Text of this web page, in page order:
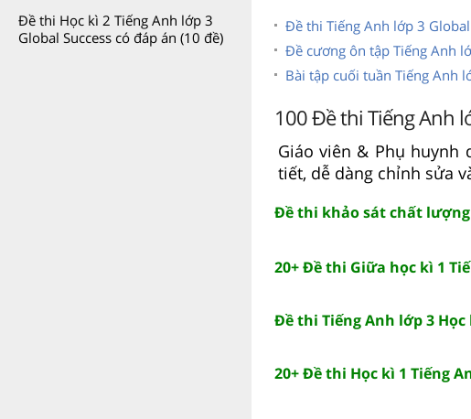
Đề thi Học kì 2 Tiếng Anh lớp 3
Global Success có đáp án (10 đề)
Đề thi Tiếng Anh lớp 3 Global
Đề cương ôn tập Tiếng Anh
Bài tập cuối tuần Tiếng Anh
100 Đề thi Tiếng Anh
Giáo viên & Phụ
tiết, dễ dàng chỉnh sửa
Đề thi khảo sát chất lượng
20+ Đề thi Giữa học kì 1
Đề thi Tiếng Anh lớp 3 Học
20+ Đề thi Học kì 1 Tiếng